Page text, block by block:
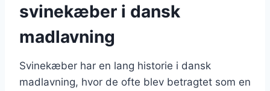
svinekæber i dansk
madlavning
Svinekæber har en lang historie i dansk
madlavning, hvor de ofte blev betragtet som en